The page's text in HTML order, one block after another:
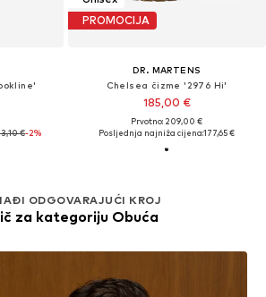
€-2%
PROMOCIJA
DR. MARTENS
Chelsea čizme '2976 Hi'
185,00 €
Prvotno: 209,00 €
Posljednja najniža cijena:177,65 €
ODGOVARAJUĆI KROJ
za kategoriju Obuća